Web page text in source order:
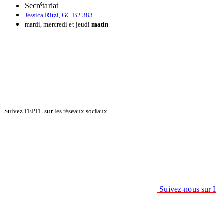
Secrétariat
Jessica Ritzi GC B2 383
mardi, mercredi et jeudi matin
Suivez l'EPFL sur les réseaux sociaux
Suivez-nous sur